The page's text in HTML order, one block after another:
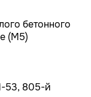
бетонного
(М5)
53, 805-й